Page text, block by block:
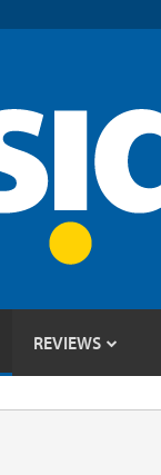
REVIEWS